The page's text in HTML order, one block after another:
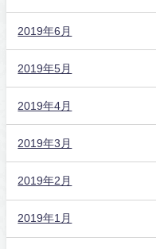
2019年6月
2019年5月
2019年4月
2019年3月
2019年2月
2019年1月